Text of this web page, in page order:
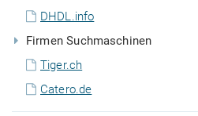
DHDL.info
Firmen Suchmaschinen
Tiger.ch
Catero.de